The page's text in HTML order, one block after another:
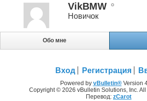
VikBMW
Новичок
Обо мне
Вход Регистрация
Powered by vBulletin®Version
Copyright © 2026 vBulletin Solutions, Inc.
Перевод: zCarot